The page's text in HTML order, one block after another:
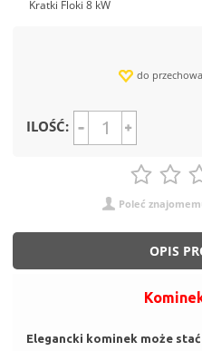
Kratki Floki 8 kW
do
ILOŚĆ:
Poleć
OPIS
Elegancki kominek może